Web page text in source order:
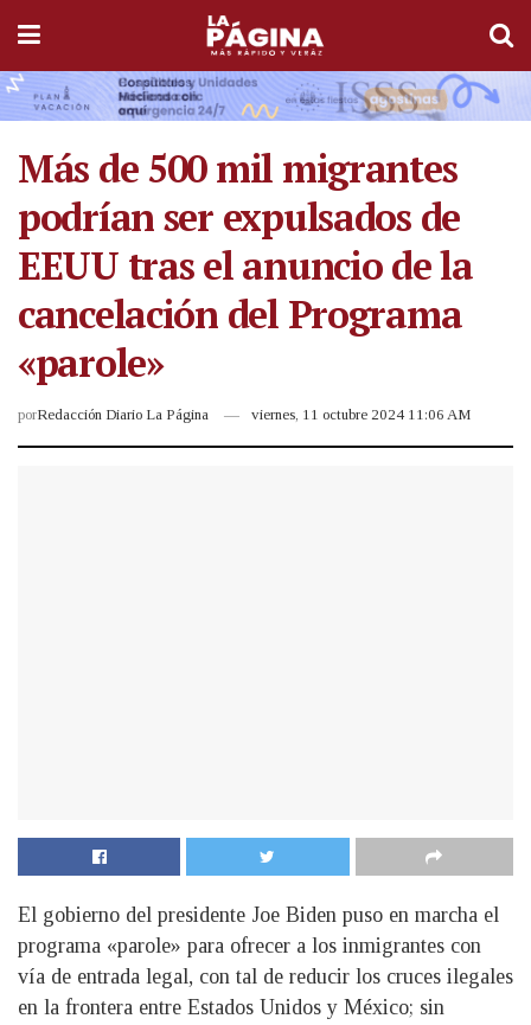
Más de 500 mil migrantes
podrían ser expulsados de
EEUU tras el anuncio de la
cancelación del Programa
«parole»
porRedacción Diario La Página viernes, 11 octubre 2024 11:06 AM
El gobierno del presidente Joe Biden puso en marcha el
programa «parole» para ofrecer a los inmigrantes con
vía de entrada legal, con tal de reducir los cruces ilegales
en la frontera entre Estados Unidos y México; sin